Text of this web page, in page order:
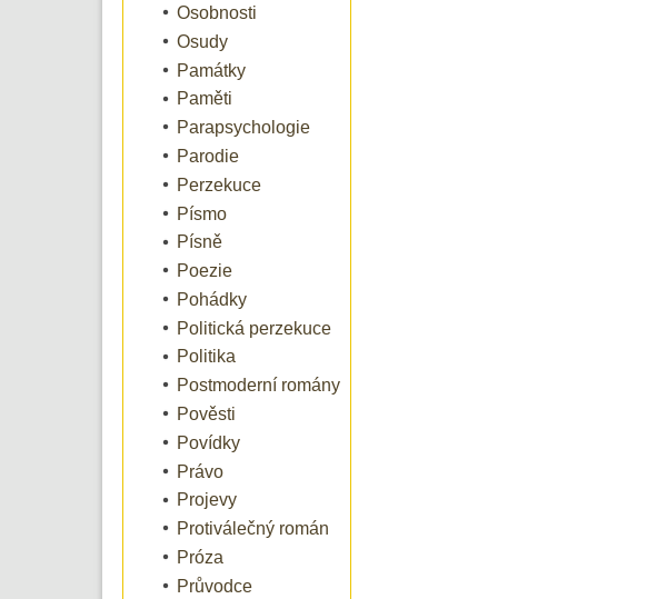
Osobnosti
Osudy
Památky
Paměti
Parapsychologie
Parodie
Perzekuce
Písmo
Písně
Poezie
Pohádky
Politická perzekuce
Politika
Postmoderní romány
Pověsti
Povídky
Právo
Projevy
Protiválečný román
Próza
Průvodce